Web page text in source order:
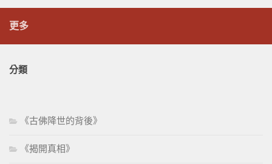
更多
分類
《古佛降世的背後》
《揭開真相》